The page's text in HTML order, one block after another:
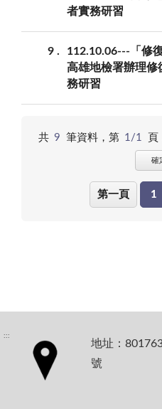
者實務研習
9
112.10.06---「修
高雄地檢署辦理修
務研習
共 9 筆資料，第 1/1 頁
確
第一頁 1
:::
地址：
號